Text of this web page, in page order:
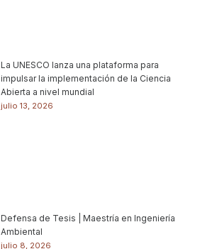
La UNESCO lanza una plataforma para
impulsar la implementación de la Ciencia
Abierta a nivel mundial
julio 13, 2026
Defensa de Tesis | Maestría en Ingeniería
Ambiental
julio 8, 2026